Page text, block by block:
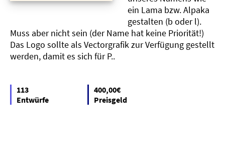
ein Lama bzw. Alpaka
gestalten (b oder l).
Muss aber nicht sein (der Name hat keine Priorität!)
Das Logo sollte als Vectorgrafik zur Verfügung gestellt
werden, damit es sich für P..
113
Entwürfe
400,00€
Preisgeld